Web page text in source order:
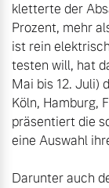
kletterte der
Prozent, mehr
ist rein
testen will, hat
Mai bis 12. Juli)
Köln, Hamburg,
präsentiert die
eine Auswahl
Darunter auch